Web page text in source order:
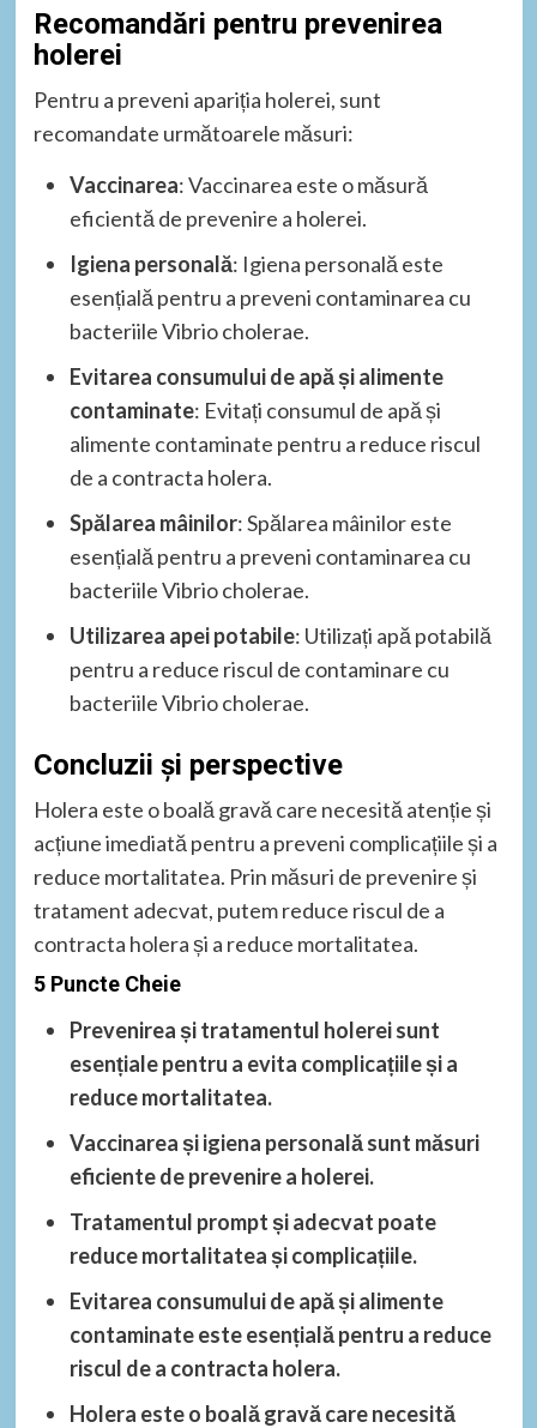
Recomandări pentru prevenirea
holerei
Pentru a preveni apariția holerei, sunt
recomandate următoarele măsuri:
Vaccinarea: Vaccinarea este o măsură
eficientă de prevenire a holerei.
Igiena personală: Igiena personală este
esențială pentru a preveni contaminarea cu
bacteriile Vibrio cholerae.
Evitarea consumului de apă și alimente
contaminate: Evitați consumul de apă și
alimente contaminate pentru a reduce riscul
de a contracta holera.
Spălarea mâinilor: Spălarea mâinilor este
esențială pentru a preveni contaminarea cu
bacteriile Vibrio cholerae.
Utilizarea apei potabile: Utilizați apă potabilă
pentru a reduce riscul de contaminare cu
bacteriile Vibrio cholerae.
Concluzii și perspective
Holera este o boală gravă care necesită atenție și
acțiune imediată pentru a preveni complicațiile și a
reduce mortalitatea. Prin măsuri de prevenire și
tratament adecvat, putem reduce riscul de a
contracta holera și a reduce mortalitatea.
5 Puncte Cheie
Prevenirea și tratamentul holerei sunt
esențiale pentru a evita complicațiile și a
reduce mortalitatea.
Vaccinarea și igiena personală sunt măsuri
eficiente de prevenire a holerei.
Tratamentul prompt și adecvat poate
reduce mortalitatea și complicațiile.
Evitarea consumului de apă și alimente
contaminate este esențială pentru a reduce
riscul de a contracta holera.
Holera este o boală gravă care necesită